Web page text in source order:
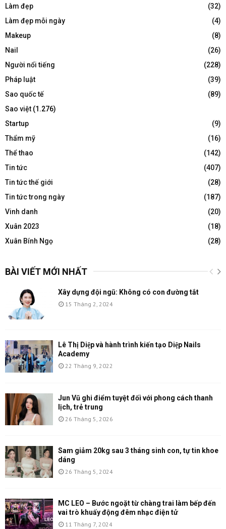
Làm đẹp
(32)
Làm đẹp mỗi ngày
(4)
Makeup
(8)
Nail
(26)
Người nổi tiếng
(228)
Pháp luật
(39)
Sao quốc tế
(89)
Sao việt (1.276)
Startup
(9)
Thẩm mỹ
(16)
Thể thao
(142)
Tin tức
(407)
Tin tức thế giới
(28)
Tin tức trong ngày
(187)
Vinh danh
(20)
Xuân 2023
(18)
Xuân Bính Ngọ
(28)
BÀI VIẾT MỚI NHẤT
Xây dựng đội ngũ: Không có con đường tắt
15 Tháng 2, 2024
Lê Thị Diệp và hành trình kiến tạo Diệp Nails
Academy
22 Tháng 9, 2022
Jun Vũ ghi điểm tuyệt đối với phong cách thanh
lịch, trẻ trung
26 Tháng 5, 2026
Sam giảm 20kg sau 3 tháng sinh con, tự tin khoe
dáng
26 Tháng 5, 2024
MC LEO – Bước ngoặt từ chàng trai làm bếp đến
vai trò khuấy động đêm nhạc điện tử
11 Tháng 7, 2024